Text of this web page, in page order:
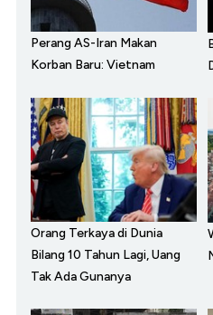
Perang AS-Iran Makan
Korban Baru: Vietnam
Orang Terkaya di Dunia
Bilang 10 Tahun Lagi, Uang
Tak Ada Gunanya